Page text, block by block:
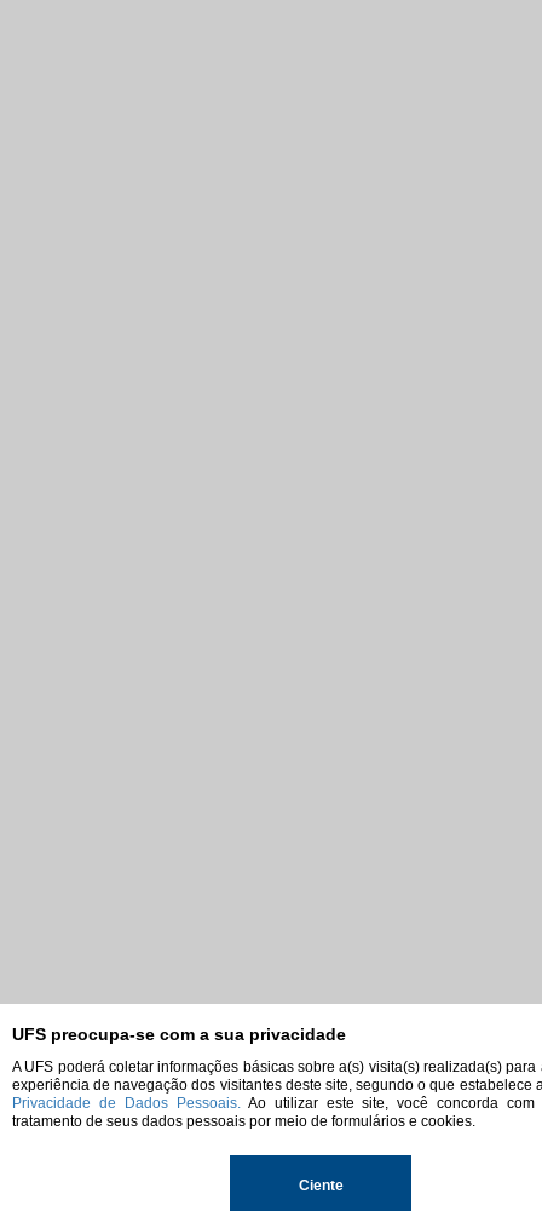
UFS preocupa-se com a sua privacidade
A UFS poderá coletar informações básicas sobre a(s) visita(s) realizada(s) para
experiência de navegação dos visitantes deste site, segundo o que estabelece
Privacidade de Dados Pessoais.Ao utilizar este site, você concorda
tratamento de seus dados pessoais por meio de formulários e cookies.
Ciente